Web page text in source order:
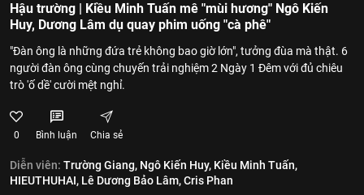
Hậu trường | Kiều Minh Tuấn mê "mùi hương" Ngô Kiến
Huy, Dương Lâm dụ quay phim uống "cà phê"
"Đàn ông là những đứa trẻ không bao giờ lớn", tưởng đùa mà thật. 6
người đàn ông cùng chuyến trải nghiệm 2 Ngày 1 Đêm với đủ chiêu
trò 'ố dề' cười mệt nghỉ.
0 Bình luận Chia sẻ
Diễn viên: Trường Giang, Ngô Kiến Huy, Kiều Minh Tuấn,
HIEUTHUHAI, Lê Dương Bảo Lâm,Cris Phan